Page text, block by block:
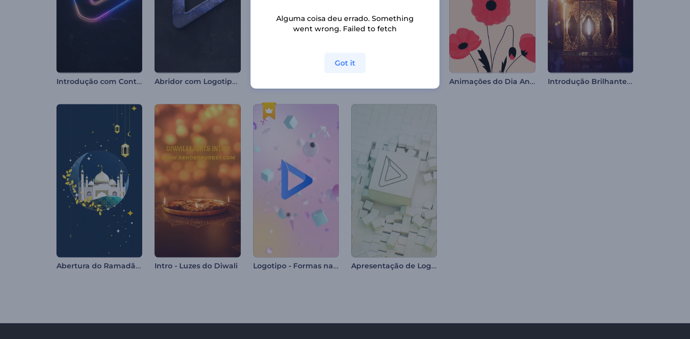
Introdução com Contornos de Neon Abridor com Logotipo Multicor Animações do Dia Anzac Introdução Brilhante para a Noite do Ramadã
Abertura do Ramadã Mubarak Intro - Luzes do Diwali Logotipo - Formas na Gravidade Zero Apresentação de Logo - Cubos Fragmentados
Alguma coisa deu errado. Something
went wrong. Failed to fetch
Got it